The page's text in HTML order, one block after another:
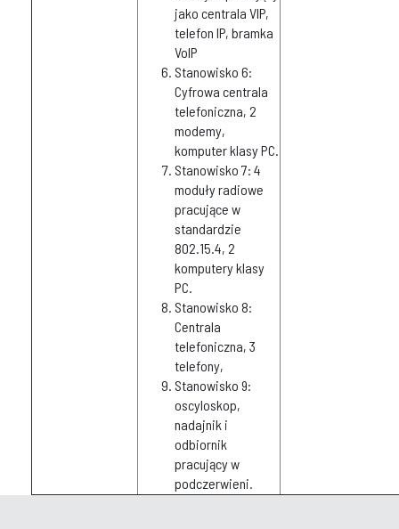
jako centrala VIP,
telefon IP, bramka
VoIP
Stanowisko 6:
Cyfrowa centrala
telefoniczna, 2
modemy,
komputer klasy PC.
Stanowisko 7: 4
moduły radiowe
pracujące w
standardzie
802.15.4, 2
komputery klasy
PC.
Stanowisko 8:
Centrala
telefoniczna, 3
telefony,
Stanowisko 9:
oscyloskop,
nadajnik i
odbiornik
pracujący w
podczerwieni.